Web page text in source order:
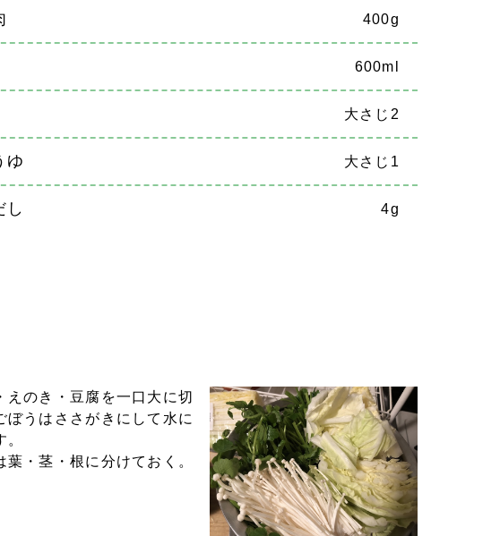
400g
600ml
大さじ2
ゆ 大さじ1
4g
えのき・豆腐を一口大に切
ぼうはささがきにして水に
。
葉・茎・根に分けておく。